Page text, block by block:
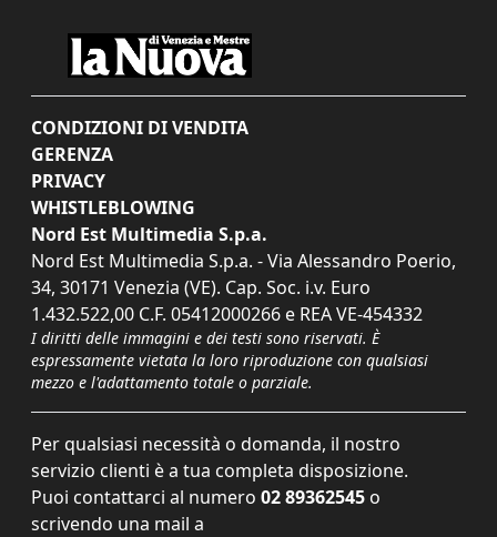
CONDIZIONI DI VENDITA
GERENZA
PRIVACY
WHISTLEBLOWING
Nord Est Multimedia S.p.a.
Nord Est Multimedia S.p.a. - Via Alessandro Poerio,
34, 30171 Venezia (VE). Cap. Soc. i.v. Euro
1.432.522,00 C.F. 05412000266 e REA VE-454332
I diritti delle immagini e dei testi sono riservati. È
espressamente vietata la loro riproduzione con qualsiasi
mezzo e l'adattamento totale o parziale.
Per qualsiasi necessità o domanda, il nostro
servizio clienti è a tua completa disposizione.
Puoi contattarci al numero 02 89362545 o
scrivendo una mail a